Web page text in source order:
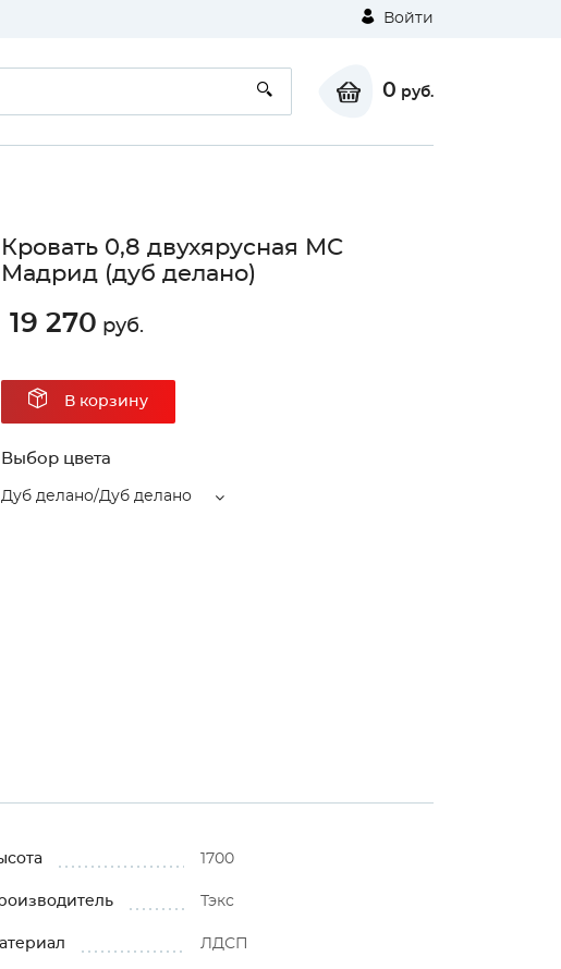
Войти
0 руб.
⚠
Кровать 0,8 двухярусная МС
Мадрид (дуб делано)
19 270 руб.
В корзину
Выбор цвета
Дуб делано/Дуб делано
1700
Тэкс
ЛДСП